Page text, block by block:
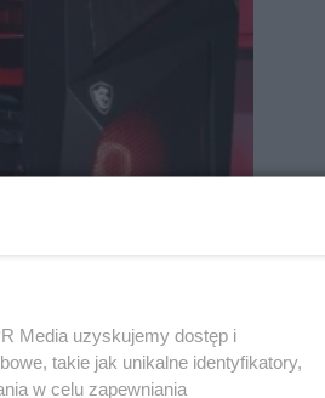
Media uzyskujemy dostęp i
takie jak unikalne identyfikatory,
w celu zapewniania